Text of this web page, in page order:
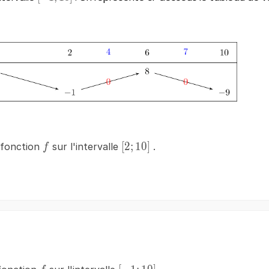
ff sur l'intervalle \left[2;10\right]
2; 10 .